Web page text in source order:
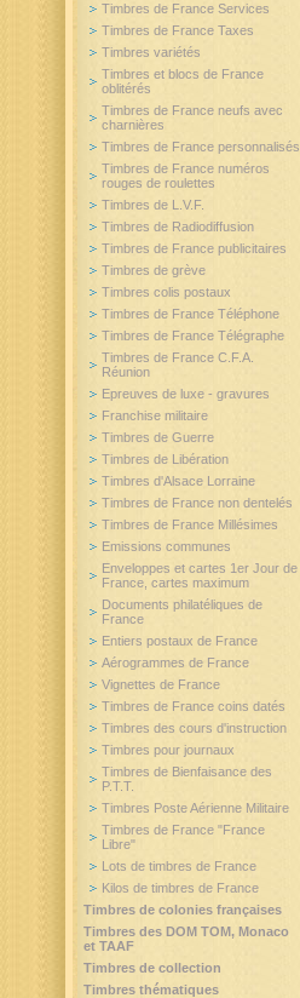
Timbres de France Services
Timbres de France Taxes
Timbres variétés
Timbres et blocs de France
oblitérés
Timbres de France neufs avec
charnières
Timbres de France personnalisés
Timbres de France numéros
rouges de roulettes
Timbres de L.V.F.
Timbres de Radiodiffusion
Timbres de France publicitaires
Timbres de grève
Timbres colis postaux
Timbres de France Téléphone
Timbres de France Télégraphe
Timbres de France C.F.A.
Réunion
Epreuves de luxe - gravures
Franchise militaire
Timbres de Guerre
Timbres de Libération
Timbres d'Alsace Lorraine
Timbres de France non dentelés
Timbres de France Millésimes
Emissions communes
Enveloppes et cartes 1er Jour de
France, cartes maximum
Documents philatéliques de
France
Entiers postaux de France
Aérogrammes de France
Vignettes de France
Timbres de France coins datés
Timbres des cours d'instruction
Timbres pour journaux
Timbres de Bienfaisance des
P.T.T.
Timbres Poste Aérienne Militaire
Timbres de France "France
Libre"
Lots de timbres de France
Kilos de timbres de France
Timbres de colonies françaises
Timbres des DOM TOM, Monaco
et TAAF
Timbres de collection
Timbres thématiques